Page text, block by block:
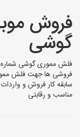
فروش
گوشی
فلش مموری گوشی شماره
فروشی ها جهت فلش
سابقه کار فروش و
مناسب و رقابتی